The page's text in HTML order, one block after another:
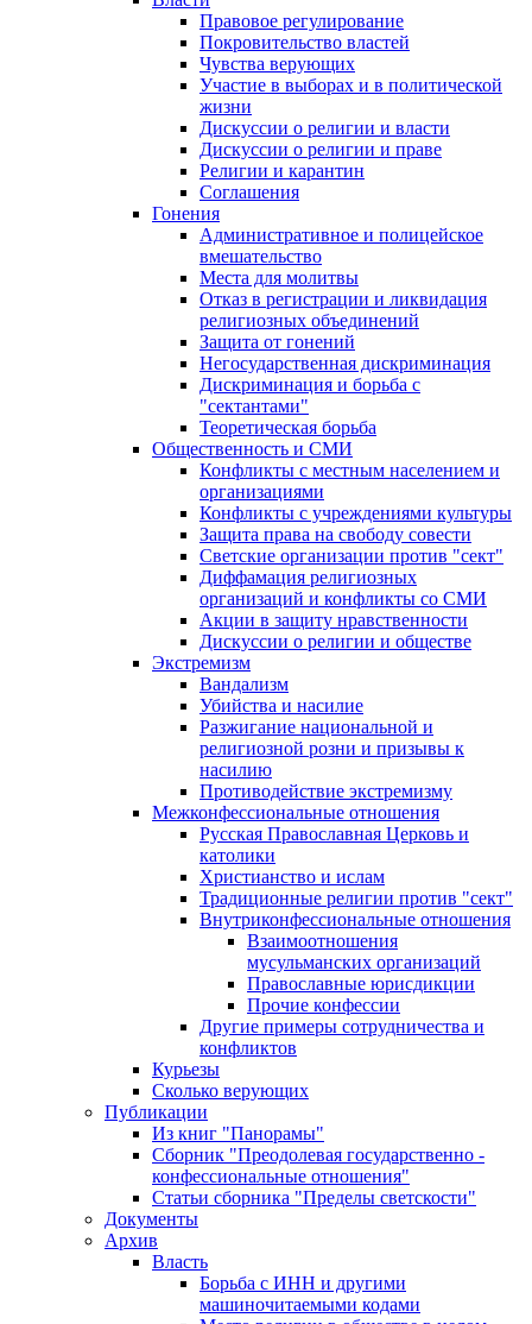
Правовое регулирование
Покровительство властей
Чувства верующих
Участие в выборах и в политической
жизни
Дискуссии о религии и власти
Дискуссии о религии и праве
Религии и карантин
Соглашения
Гонения
Административное и полицейское
вмешательство
Места для молитвы
Отказ в регистрации и ликвидация
религиозных объединений
Защита от гонений
Негосударственная дискриминация
Дискриминация и борьба с
"сектантами"
Теоретическая борьба
Общественность и СМИ
Конфликты с местным населением и
организациями
Конфликты с учреждениями культуры
Защита права на свободу совести
Светские организации против "сект"
Диффамация религиозных
организаций и конфликты со СМИ
Акции в защиту нравственности
Дискуссии о религии и обществе
Экстремизм
Вандализм
Убийства и насилие
Разжигание национальной и
религиозной розни и призывы к
насилию
Противодействие экстремизму
Межконфессиональные отношения
Русская Православная Церковь и
католики
Христианство и ислам
Традиционные религии против "сект"
Внутриконфессиональные отношения
Взаимоотношения
мусульманских организаций
Православные юрисдикции
Прочие конфессии
Другие примеры сотрудничества и
конфликтов
Курьезы
Сколько верующих
Публикации
Из книг "Панорамы"
Сборник "Преодолевая государственно -
конфессиональные отношения"
Статьи сборника "Пределы светскости"
Документы
Архив
Власть
Борьба с ИНН и другими
машиночитаемыми кодами